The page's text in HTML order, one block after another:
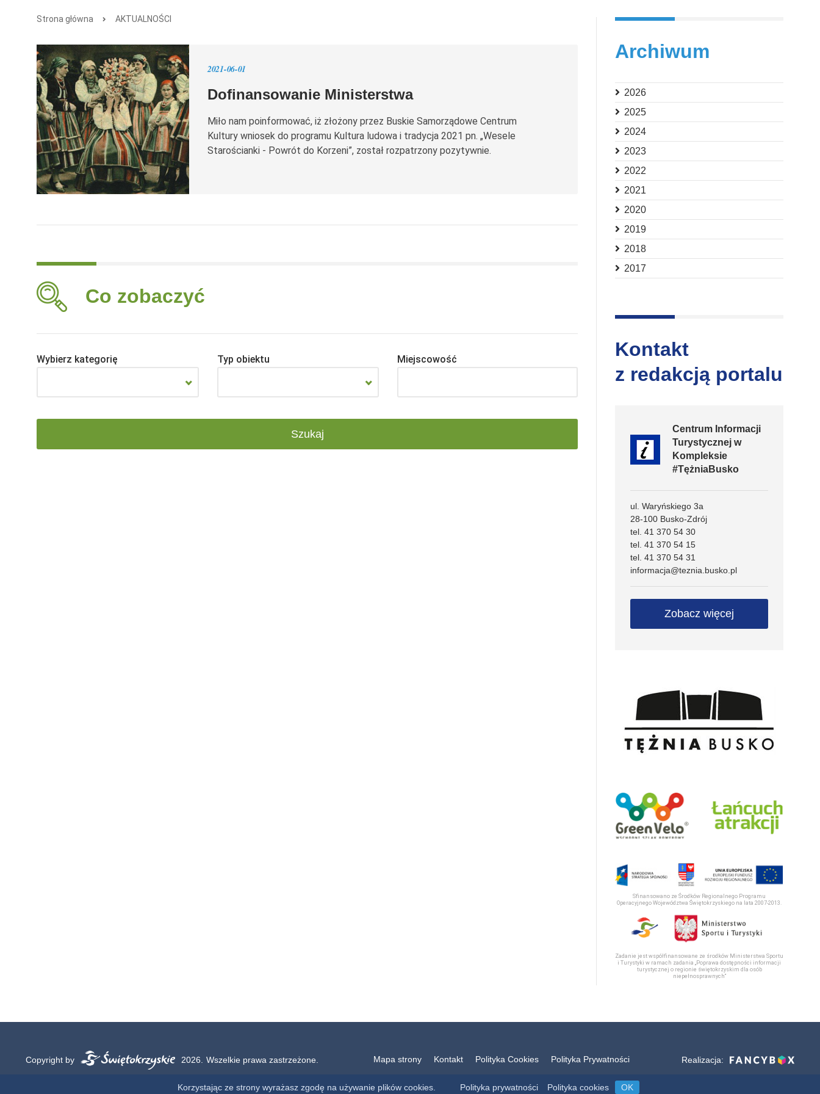
Strona główna AKTUALNOŚCI
2021-06-01
Dofinansowanie Ministerstwa
Miło nam poinformować, iż złożony przez Buskie Samorządowe Centrum
Kultury wniosek do programu Kultura ludowa i tradycja 2021 pn. „Wesele
Starościanki - Powrót do Korzeni”, został rozpatrzony pozytywnie.
Co zobaczyć
Wybierz kategorię Typ obiektu Miejscowość
Archiwum
2026
2025
2024
2023
2022
2021
2020
2019
2018
2017
Kontakt
z redakcją portalu
Centrum Informacji
Turystycznej w
Kompleksie
#TężniaBusko
ul. Waryńskiego 3a
28-100 Busko-Zdrój
tel. 41 370 54 30
tel. 41 370 54 15
tel. 41 370 54 31
informacja@teznia.busko.pl
Zobacz więcej
Sfinansowano ze Środków Regionalnego Programu
Operacyjnego Województwa Świętokrzyskiego na lata 2007-2013.
Zadanie jest współfinansowane ze środków Ministerstwa Sportu
i Turystyki w ramach zadania „Poprawa dostępności informacji
turystycznej o regionie świętokrzyskim dla osób
niepełnosprawnych“
Copyright by 2026. Wszelkie prawa zastrzeżone. Mapa strony Kontakt Polityka Cookies Polityka Prywatności Realizacja:
Korzystając ze strony wyrażasz zgodę na używanie plików cookies. Polityka prywatności Polityka cookies OK